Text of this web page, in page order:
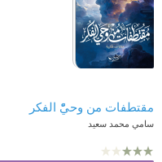
سامي محمد سعيد